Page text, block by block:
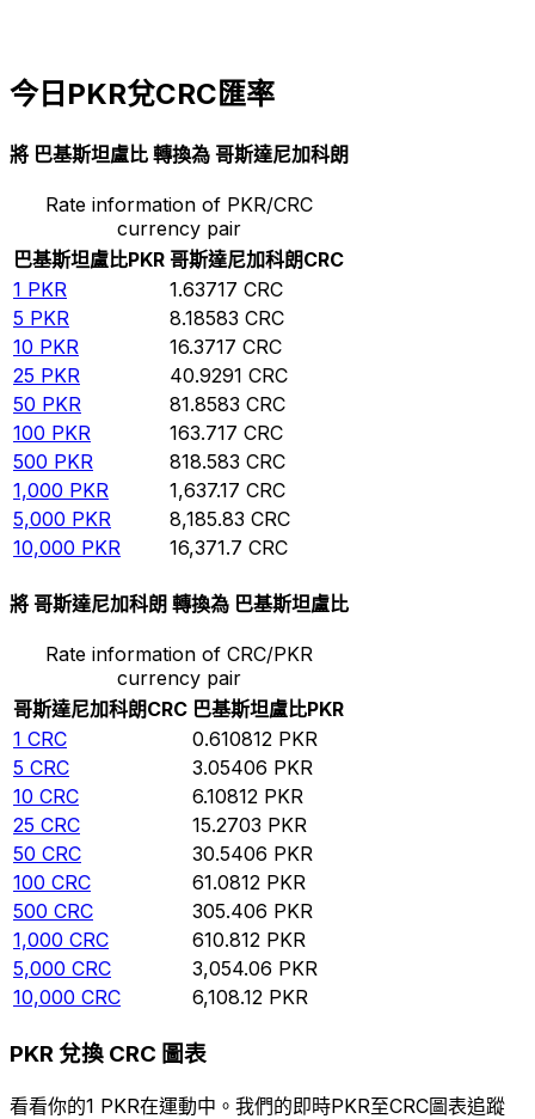
今日PKR兌CRC匯率
將 巴基斯坦盧比 轉換為 哥斯達尼加科朗
Rate information of PKR/CRC
currency pair
巴基斯坦盧比PKR 哥斯達尼加科朗CRC
1 PKR 1.63717 CRC
5 PKR 8.18583 CRC
10 PKR 16.3717 CRC
25 PKR 40.9291 CRC
50 PKR 81.8583 CRC
100 PKR 163.717 CRC
500 PKR 818.583 CRC
1,000 PKR 1,637.17 CRC
5,000 PKR 8,185.83 CRC
10,000 PKR 16,371.7 CRC
將 哥斯達尼加科朗 轉換為 巴基斯坦盧比
Rate information of CRC/PKR
currency pair
哥斯達尼加科朗CRC 巴基斯坦盧比PKR
1 CRC 0.610812 PKR
5 CRC 3.05406 PKR
10 CRC 6.10812 PKR
25 CRC 15.2703 PKR
50 CRC 30.5406 PKR
100 CRC 61.0812 PKR
500 CRC 305.406 PKR
1,000 CRC 610.812 PKR
5,000 CRC 3,054.06 PKR
10,000 CRC 6,108.12 PKR
PKR 兌換 CRC 圖表
看看你的1 PKR在運動中。我們的即時PKR至CRC圖表追蹤